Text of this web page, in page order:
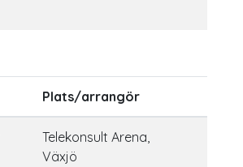
Plats/arrangör
Telekonsult Arena,
Växjö